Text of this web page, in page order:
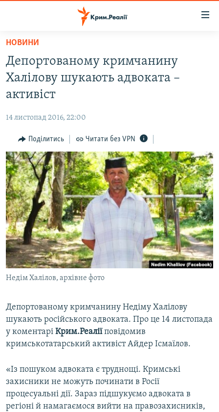
Перейти
основного
матеріалу
до
основної
Перейти
до
пошуку
ВОДА.КРИМ
ВІДЕО ТА ФОТО
БЛОГИ
ПОГЛЯД
ІНТЕРВ'Ю
ВСЕ ЗА ДЕНЬ
СПЕЦПРОЕКТИ
ДЕПОРТАЦІЯ
ВІДЕОУРОКИ «ELIFBE»
СВІДЧЕННЯ ОКУПАЦІЇ
УКРАЇНСЬКА ПРОБЛЕМА КРИМУ
ІНФОГРАФІКА
ЯК ОБІЙТИ БЛОКУВАННЯ
Русский
Qırımtatar
ДОЛУЧАЙСЯ!
Усі сайти RFE/RL
НОВИНИ
Депортованому кримчанину
Халілову шукають адвоката –
активіст
14 листопад 2016, 22:00
Поділитись Читати без VPN
Недім Халілов, архівне фото
Депортованому кримчанину Недіму Халілову
шукають російського адвоката. Про це 14 листопада
у коментарі Крим.Реаліїповідомив
кримськотатарський активіст Айдер Ісмаїлов.
«Із пошуком адвоката є труднощі. Кримські
захисники не можуть починати в Росії
процесуальні дії. Зараз підшукуємо адвоката в
регіоні й намагаємося вийти на правозахисників,